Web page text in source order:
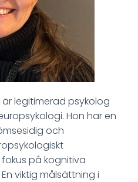
är legitimerad psykolog
Hon har en
och
på kognitiva
viktig målsättning i